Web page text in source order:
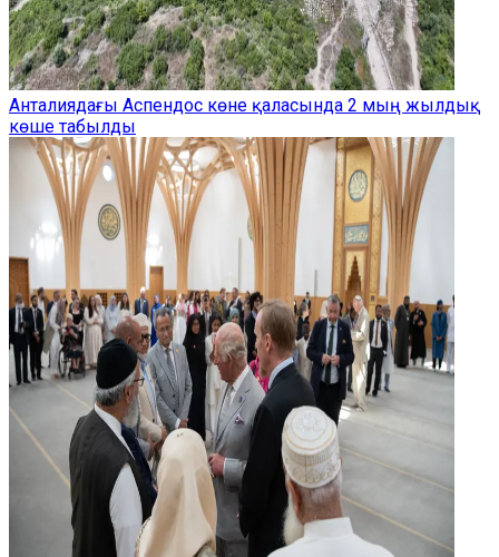
Анталиядағы Аспендос көне қаласында 2 мың жылдық
көше табылды